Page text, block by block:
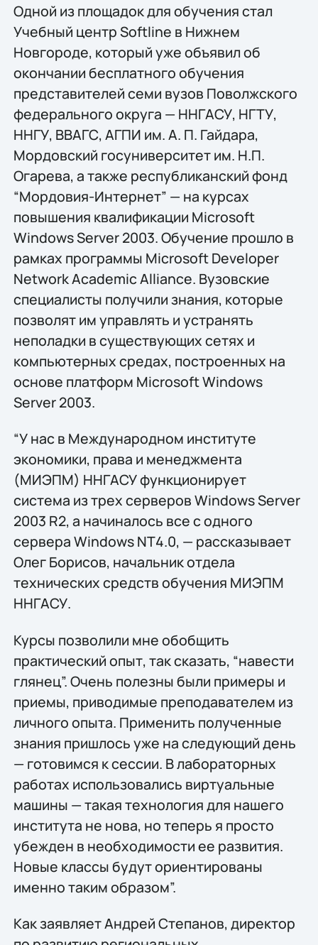
Одной из площадок для обучения стал
Учебный центр Softline в Нижнем
Новгороде, который уже объявил об
окончании бесплатного обучения
представителей семи вузов Поволжского
федерального округа — ННГАСУ, НГТУ,
ННГУ, ВВАГС, АГПИ им. А. П. Гайдара,
Мордовский госуниверситет им. Н.П.
Огарева, а также республиканский фонд
“Мордовия-Интернет” — на курсах
повышения квалификации Microsoft
Windows Server 2003. Обучение прошло в
рамках программы Microsoft Developer
Network Academic Alliance. Вузовские
специалисты получили знания, которые
позволят им управлять и устранять
неполадки в существующих сетях и
компьютерных средах, построенных на
основе платформ Microsoft Windows
Server 2003.
“У нас в Международном институте
экономики, права и менеджмента
(МИЭПМ) ННГАСУ функционирует
система из трех серверов Windows Server
2003 R2, а начиналось все с одного
сервера Windows NT4.0, — рассказывает
Олег Борисов, начальник отдела
технических средств обучения МИЭПМ
ННГАСУ.
Курсы позволили мне обобщить
практический опыт, так сказать, “навести
глянец”. Очень полезны были примеры и
приемы, приводимые преподавателем из
личного опыта. Применить полученные
знания пришлось уже на следующий день
— готовимся к сессии. В лабораторных
работах использовались виртуальные
машины — такая технология для нашего
института не нова, но теперь я просто
убежден в необходимости ее развития.
Новые классы будут ориентированы
именно таким образом”.
Как заявляет Андрей Степанов, директор